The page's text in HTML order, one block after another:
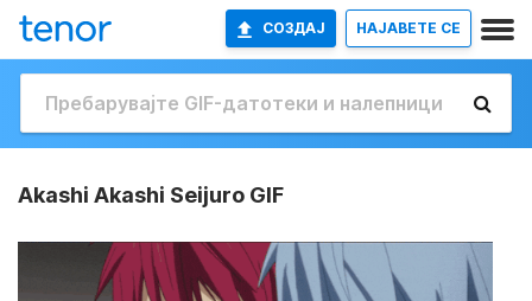
СОЗДАЈ НАЈАВETE СЕ
Akashi Akashi Seijuro GIF